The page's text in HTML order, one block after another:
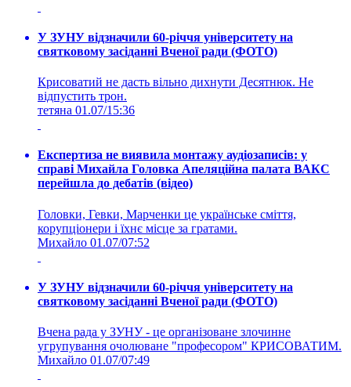
У ЗУНУ відзначили 60-річчя університету на
святковому засіданні Вченої ради (ФОТО)
Крисоватий не дасть вільно дихнути Десятнюк. Не
відпустить трон.
тетяна 01.07/15:36
Експертиза не виявила монтажу аудіозаписів: у
справі Михайла Головка Апеляційна палата ВАКС
перейшла до дебатів (відео)
Головки, Гевки, Марченки це українське сміття,
корупціонери і їхнє місце за гратами.
Михайло 01.07/07:52
У ЗУНУ відзначили 60-річчя університету на
святковому засіданні Вченої ради (ФОТО)
Вчена рада у ЗУНУ - це організоване злочинне
угрупування очолюване "професором" КРИСОВАТИМ.
Михайло 01.07/07:49